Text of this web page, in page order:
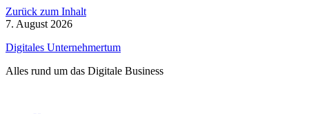
Zurück zum Inhalt
7. August 2026
Digitales Unternehmertum
Alles rund um das Digitale Business